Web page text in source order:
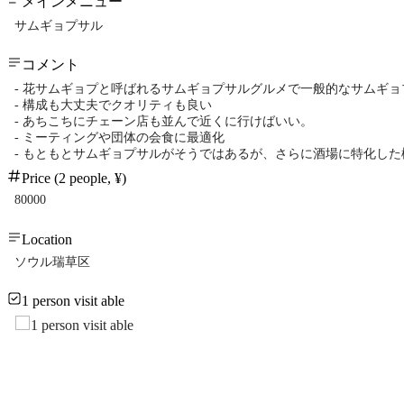
サムギョプサル
コメント
- 花サムギョプと呼ばれるサムギョプサルグルメで一般的なサムギ
- 構成も大丈夫でクオリティも良い
- あちこちにチェーン店も並んで近くに行けばいい。
- ミーティングや団体の会食に最適化
- もともとサムギョプサルがそうではあるが、さらに酒場に特化した
Price (2 people, ¥)
80000
Location
ソウル瑞草区
1 person visit able
1 person visit able